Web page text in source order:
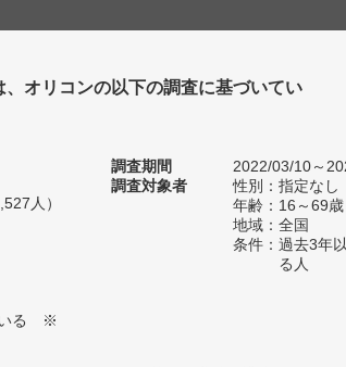
オリコンの以下の調査に基づいてい
人）
いる ※
調査期間
2022/03/10～
調査対象者
性別：指定なし
年齢：16～69歳
地域：全国
条件：過去3年
る人